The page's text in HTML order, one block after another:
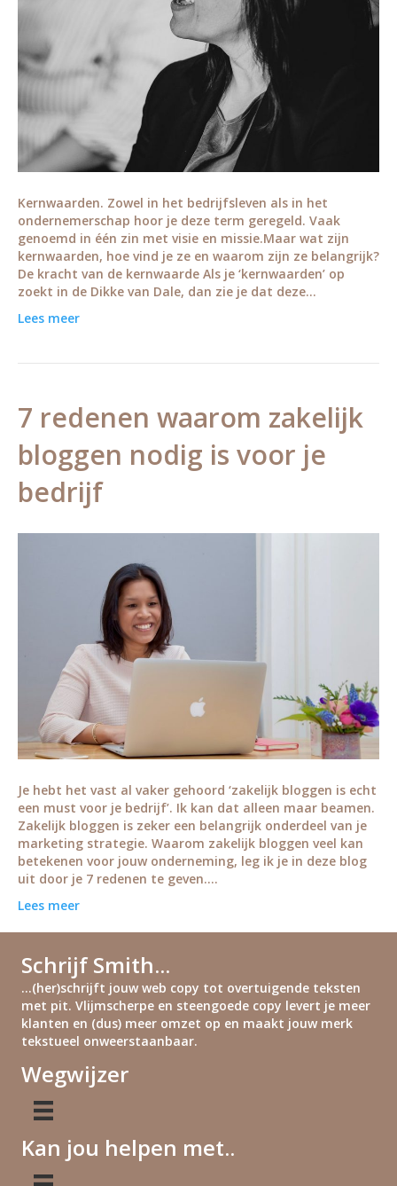
Kernwaarden. Zowel in het bedrijfsleven als in het
ondernemerschap hoor je deze term geregeld. Vaak
genoemd in één zin met visie en missie.Maar wat zijn
kernwaarden, hoe vind je ze en waarom zijn ze belangrijk?
De kracht van de kernwaarde Als je ‘kernwaarden’ op
zoekt in de Dikke van Dale, dan zie je dat deze…
Lees meer
7 redenen waarom zakelijk
bloggen nodig is voor je
bedrijf
Je hebt het vast al vaker gehoord ‘zakelijk bloggen is echt
een must voor je bedrijf’. Ik kan dat alleen maar beamen.
Zakelijk bloggen is zeker een belangrijk onderdeel van je
marketing strategie. Waarom zakelijk bloggen veel kan
betekenen voor jouw onderneming, leg ik je in deze blog
uit door je 7 redenen te geven.…
Lees meer
Schrijf Smith...
...(her)schrijft jouw web copy tot overtuigende teksten
met pit. Vlijmscherpe en steengoede copy levert je meer
klanten en (dus) meer omzet op en maakt jouw merk
tekstueel onweerstaanbaar.
Wegwijzer
Kan jou helpen met..